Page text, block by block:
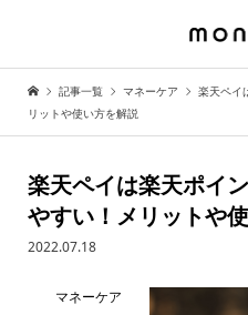
記事一覧 マネーケア
楽天ペイ
リットや使い方を解説
楽天ペイは楽天ポイ
やすい！メリットや
2022.07.18
マネーケア